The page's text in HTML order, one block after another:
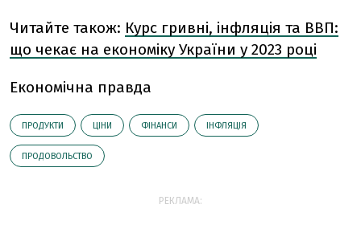
Читайте також: Курс гривні, інфляція та ВВП:
що чекає на економіку України у 2023 році
Економічна правда
ПРОДУКТИ ЦІНИ ФІНАНСИ ІНФЛЯЦІЯ
ПРОДОВОЛЬСТВО
РЕКЛАМА: